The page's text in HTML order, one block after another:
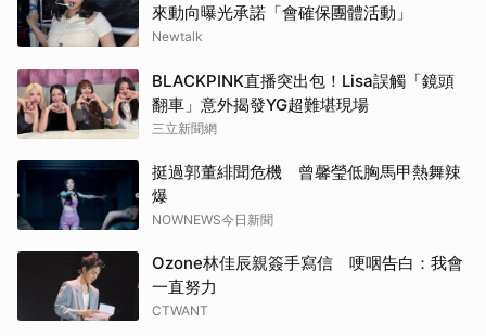
來動向曝光承諾「會確保團體活動」
Newtalk
BLACKPINK直播突出包！Lisa誤觸「鏡頭
翻車」意外揭發YG超難堪現場
三立新聞網
挺過郭董緋聞危機 曾馨瑩低胸馬甲熱舞辣
爆
NOWNEWS今日新聞
Ozone林佳辰親簽手寫信 哽咽告白：我會
一直努力
CTWANT